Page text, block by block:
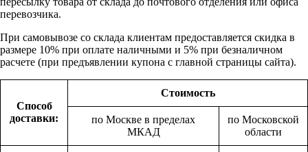
перевозчика.
При самовывозе со склада клиентам предоставляется скидка в
размере 10% при оплате наличными и 5% при безналичном
расчете (при предъявлении купона с главной страницы сайта).
Способ
доставки:
Стоимость
по Москве в пределах
МКАД
по Московской
области